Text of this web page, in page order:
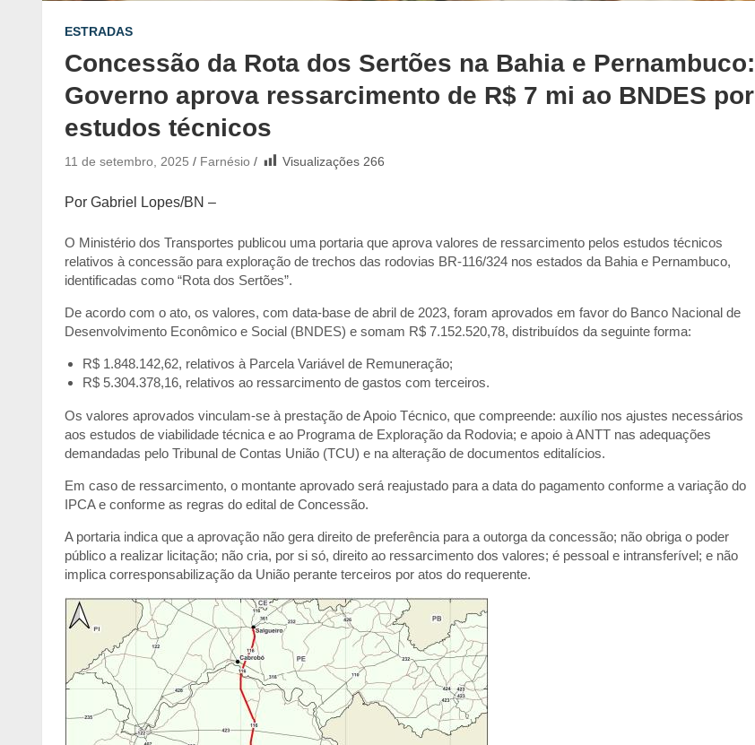
ESTRADAS
Concessão da Rota dos Sertões na Bahia e Pernambuco:
Governo aprova ressarcimento de R$ 7 mi ao BNDES por
estudos técnicos
11 de setembro, 2025 Farnésio Visualizações 266
Por Gabriel Lopes/BN –
O Ministério dos Transportes publicou uma portaria que aprova valores de ressarcimento pelos estudos técnicos
relativos à concessão para exploração de trechos das rodovias BR-116/324 nos estados da Bahia e Pernambuco,
identificadas como “Rota dos Sertões”.
De acordo com o ato, os valores, com data-base de abril de 2023, foram aprovados em favor do Banco Nacional de
Desenvolvimento Econômico e Social (BNDES) e somam R$ 7.152.520,78, distribuídos da seguinte forma:
R$ 1.848.142,62, relativos à Parcela Variável de Remuneração;
R$ 5.304.378,16, relativos ao ressarcimento de gastos com terceiros.
Os valores aprovados vinculam-se à prestação de Apoio Técnico, que compreende: auxílio nos ajustes necessários
aos estudos de viabilidade técnica e ao Programa de Exploração da Rodovia; e apoio à ANTT nas adequações
demandadas pelo Tribunal de Contas União (TCU) e na alteração de documentos editalícios.
Em caso de ressarcimento, o montante aprovado será reajustado para a data do pagamento conforme a variação do
IPCA e conforme as regras do edital de Concessão.
A portaria indica que a aprovação não gera direito de preferência para a outorga da concessão; não obriga o poder
público a realizar licitação; não cria, por si só, direito ao ressarcimento dos valores; é pessoal e intransferível; e não
implica corresponsabilização da União perante terceiros por atos do requerente.